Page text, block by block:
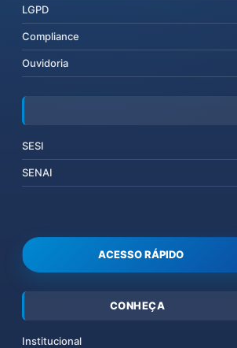
LGPD
Compliance
Ouvidoria
SESI
SENAI
ACESSO RÁPIDO
CONHEÇA
Institucional